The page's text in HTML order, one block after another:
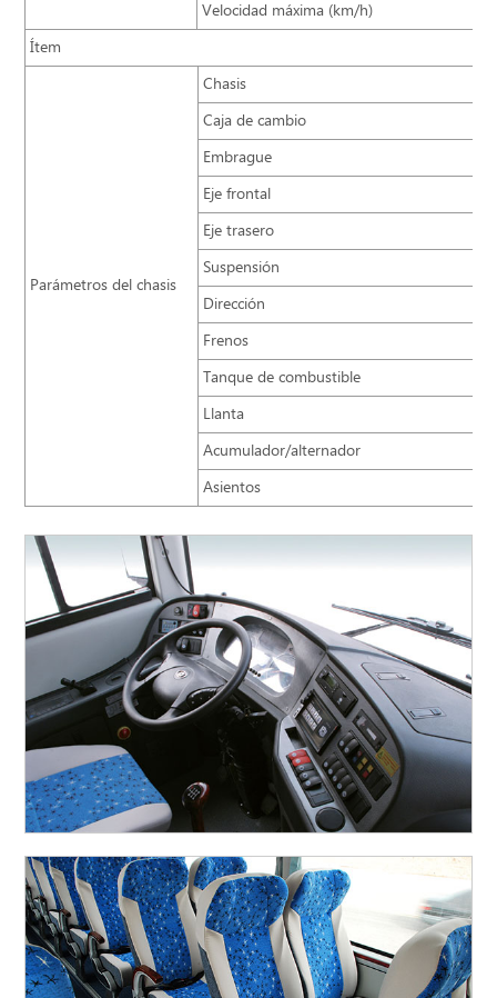
Velocidad máxima (km/h)
Ítem
Parámetros del chasis
Chasis
Caja de cambio
Embrague
Eje frontal
Eje trasero
Suspensión
Dirección
Frenos
Tanque de combustible
Llanta
Acumulador/alternador
Asientos